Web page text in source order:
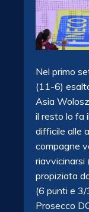
Nel primo
(11-6)
Asia
il resto lo fa
difficile alle
compagne
riavvicinarsi
propiziata
(6 punti e
Prosecco